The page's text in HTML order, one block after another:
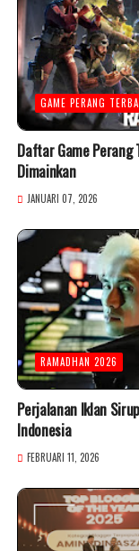
GAME PERANG
Daftar Game Perang
Dimainkan
JANUARI 07, 2026
RAMADHAN 2026
Perjalanan Iklan
Indonesia
FEBRUARI 11, 2026